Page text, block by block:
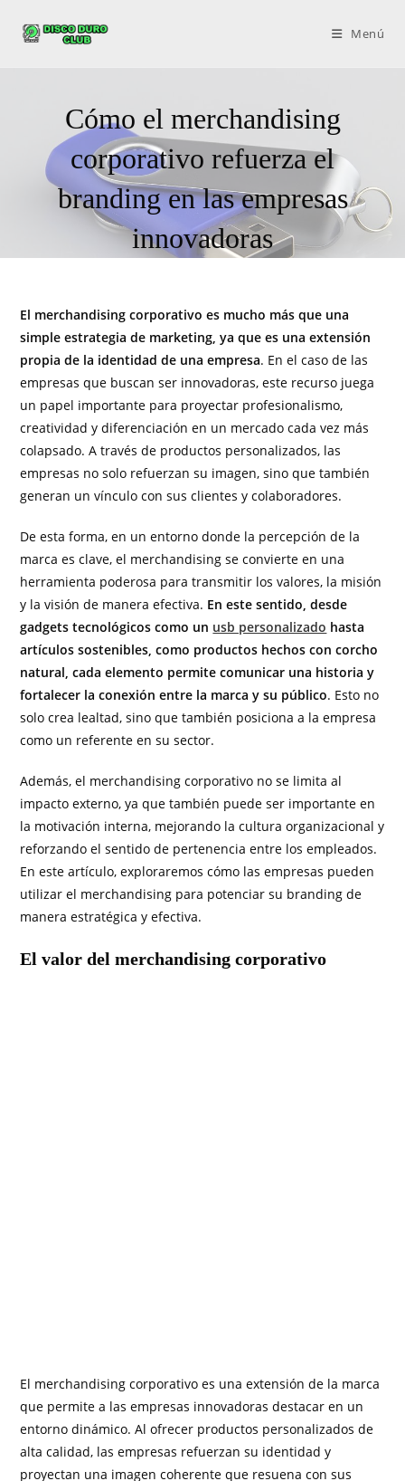
Menú
Cómo el merchandising
corporativo refuerza el
branding en las empresas
innovadoras
El merchandising corporativo es mucho más que una
simple estrategia de marketing, ya que es una extensión
propia de la identidad de una empresa. En el caso de las
empresas que buscan ser innovadoras, este recurso juega
un papel importante para proyectar profesionalismo,
creatividad y diferenciación en un mercado cada vez más
colapsado. A través de productos personalizados, las
empresas no solo refuerzan su imagen, sino que también
generan un vínculo con sus clientes y colaboradores.
De esta forma, en un entorno donde la percepción de la
marca es clave, el merchandising se convierte en una
herramienta poderosa para transmitir los valores, la misión
y la visión de manera efectiva. En este sentido, desde
gadgets tecnológicos como un usb personalizado hasta
artículos sostenibles, como productos hechos con corcho
natural, cada elemento permite comunicar una historia y
fortalecer la conexión entre la marca y su público. Esto no
solo crea lealtad, sino que también posiciona a la empresa
como un referente en su sector.
Además, el merchandising corporativo no se limita al
impacto externo, ya que también puede ser importante en
la motivación interna, mejorando la cultura organizacional y
reforzando el sentido de pertenencia entre los empleados.
En este artículo, exploraremos cómo las empresas pueden
utilizar el merchandising para potenciar su branding de
manera estratégica y efectiva.
El valor del merchandising corporativo
El merchandising corporativo es una extensión de la marca
que permite a las empresas innovadoras destacar en un
entorno dinámico. Al ofrecer productos personalizados de
alta calidad, las empresas refuerzan su identidad y
proyectan una imagen coherente que resuena con sus